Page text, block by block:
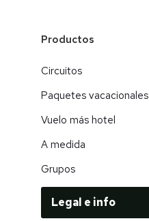
Productos
Circuitos
Paquetes vacacionales
Vuelo más hotel
A medida
Grupos
Legal e info